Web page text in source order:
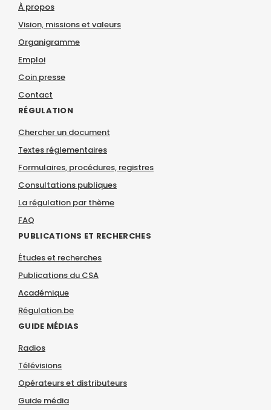
À propos
Vision, missions et valeurs
Organigramme
Emploi
Coin presse
Contact
RÉGULATION
Chercher un document
Textes réglementaires
Formulaires, procédures, registres
Consultations publiques
La régulation par thème
FAQ
PUBLICATIONS ET RECHERCHES
Études et recherches
Publications du CSA
Académique
Régulation.be
GUIDE MÉDIAS
Radios
Télévisions
Opérateurs et distributeurs
Guide média